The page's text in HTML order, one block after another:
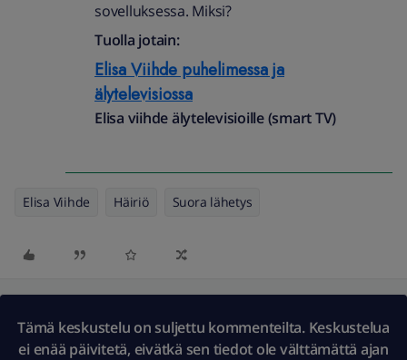
sovelluksessa. Miksi?
Tuolla jotain:
Elisa Viihde puhelimessa ja
älytelevisiossa
Elisa viihde älytelevisioille (smart TV)
Elisa Viihde Häiriö Suora lähetys
Tämä keskustelu on suljettu kommenteilta. Keskustelua
ei enää päivitetä, eivätkä sen tiedot ole välttämättä ajan